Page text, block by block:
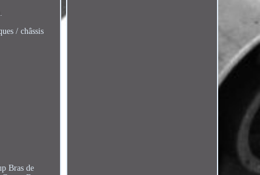
/ châssis
Bras de